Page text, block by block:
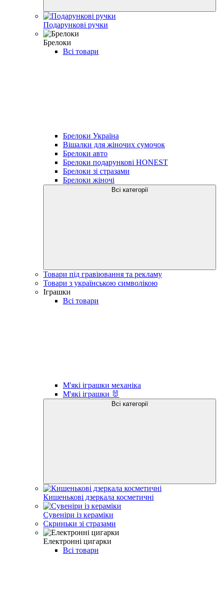
Подарункові ручки
Брелоки
Всі товари
Брелоки Україна
Вішалки для жіночих сумочок
Брелоки авто
Брелоки подарункові HONEST
Брелоки зі стразами
Брелоки жіночі
Всі категорії
Товари під гравіювання та рекламу
Товари з українською символікою
Іграшки
Всі товари
М'які іграшки механіка
М'які іграшки 🐰
Всі категорії
Кишенькові дзеркала косметичні
Сувеніри із кераміки
Скриньки зі стразами
Електронні цигарки
Всі товари